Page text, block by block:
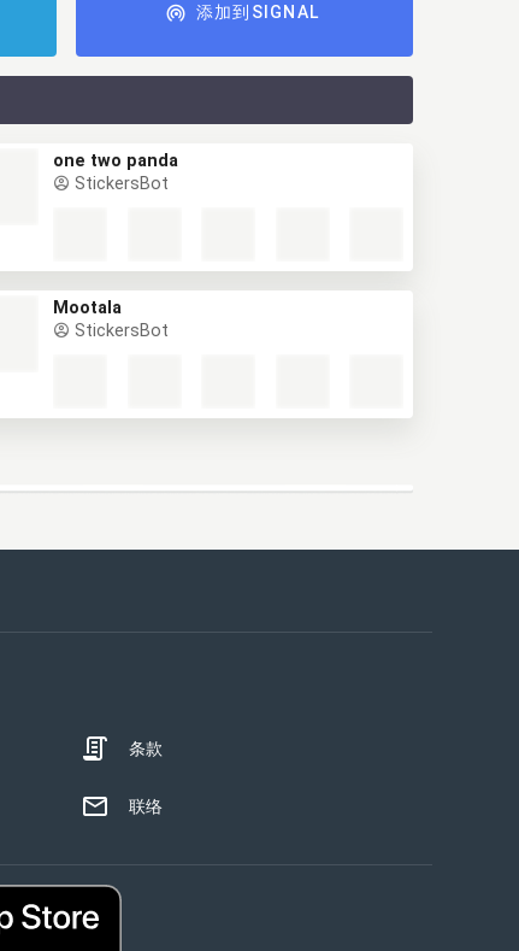
添加到SIGNAL
one two panda
StickersBot
Mootala
StickersBot
条款
联络